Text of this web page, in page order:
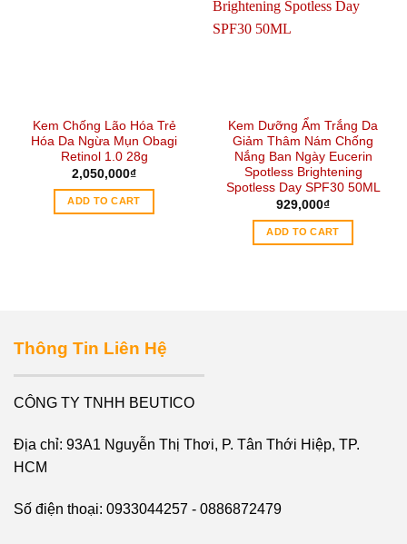
Kem Chống Lão Hóa Trẻ
Hóa Da Ngừa Mụn Obagi
Retinol 1.0 28g
2,050,000₫
ADD TO CART
Kem Dưỡng Ẩm Trắng Da
Giảm Thâm Nám Chống
Nắng Ban Ngày Eucerin
Spotless Brightening
Spotless Day SPF30 50ML
929,000₫
ADD TO CART
Thông Tin Liên Hệ
CÔNG TY TNHH BEUTICO
Địa chỉ: 93A1 Nguyễn Thị Thơi, P. Tân Thới Hiệp, TP.
HCM
Số điện thoại: 0933044257 - 0886872479